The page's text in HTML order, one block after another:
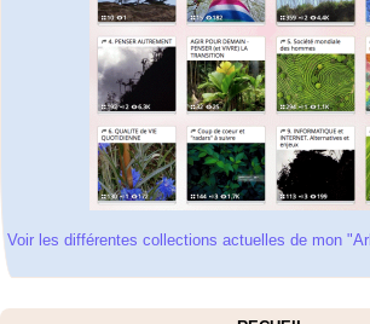
Voir les différentes collections actuelles de mon